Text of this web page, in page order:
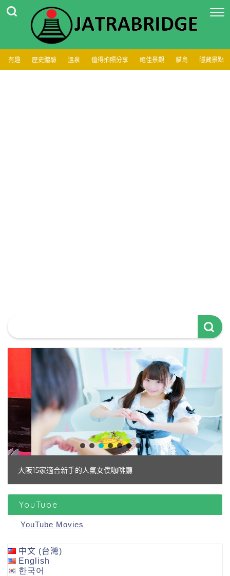
有趣 歷史體驗 溫泉 值得拍照分享 絕佳景觀 貓島 隱藏景點
大阪15家適合新手的人氣女僕咖啡廳
YouTube
YouTube Movies
中文 (台灣)
English
한국어